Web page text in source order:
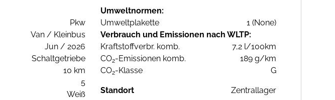
Pkw
Van / Kleinbus
Jun / 2026
Schaltgetriebe
10 km
5
Weiß
Umweltnormen:
Umweltplakette
1 (None)
Verbrauch und Emissionen nach WLTP:
Kraftstoffverbr. komb.
7,2 l/100km
CO2-Emissionen komb.
189 g/km
CO2-Klasse G
Standort Zentrallager